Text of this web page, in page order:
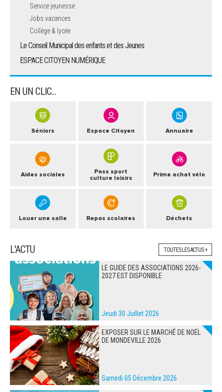
Service jeunesse
Jobs vacances
Collège & lycée
Le Conseil Municipal des enfants et des Jeunes
ESPACE CITOYEN NUMÉRIQUE
EN UN CLIC...
Séniors Espace Citoyen Annuaire
Aides sociales
Pass sport
culture loisirs
Prime achat vélo
Louer une salle Repas scolaires Déchets
L'ACTU TOUTES LES ACTUS +
LE GUIDE DES ASSOCIATIONS 2026-
2027 EST DISPONIBLE
Jeudi 30 Juillet 2026
EXPOSER SUR LE MARCHÉ DE NOËL
DE MONDEVILLE 2026
Samedi 05 Décembre 2026